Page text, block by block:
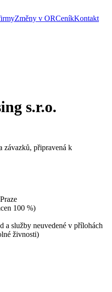
Změny v ORCeníkKontakt
s.r.o.
závazků, připravená k
100 %)
a služby neuvedené v přílohách
živnosti)